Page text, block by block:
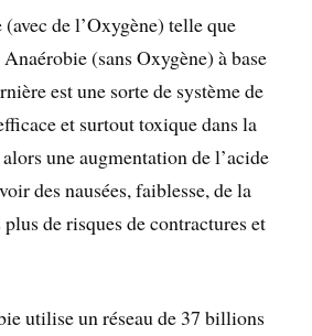
de l’Oxygène) telle que
(sans Oxygène) à base
est une sorte de système de
et surtout toxique dans la
une augmentation de l’acide
des nausées, faiblesse, de la
de risques de contractures et
utilise un réseau de 37 billions